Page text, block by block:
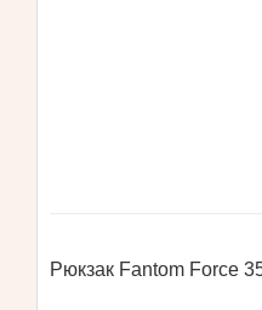
Рюкзак Fantom Force